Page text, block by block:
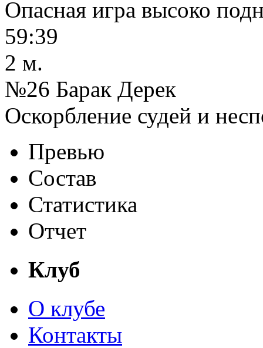
Опасная игра высоко
59:39
2 м.
№26 Барак Дерек
Оскорбление судей и
Превью
Состав
Статистика
Отчет
Клуб
О клубе
Контакты